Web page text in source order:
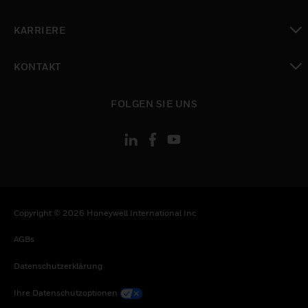
KARRIERE
KONTAKT
FOLGEN SIE UNS
Copyright © 2026 Honeywell International Inc
AGBs
Datenschutzerklärung
Ihre Datenschutzoptionen